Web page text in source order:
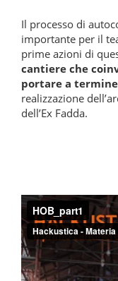
Il processo di
importante per il
prime azioni di
cantiere che
portare a
realizzazione
dell’Ex Fadda.